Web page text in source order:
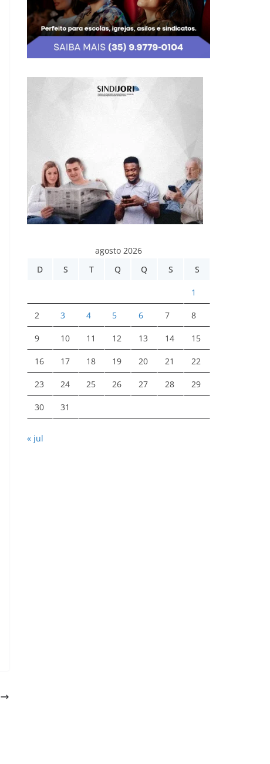
agosto 2026
D
S T Q Q S S
1
2 3 4 5 6 7 8
9 10 11 12 13 14 15
16 17 18 19 20 21 22
23 24 25 26 27 28 29
30 31
« jul